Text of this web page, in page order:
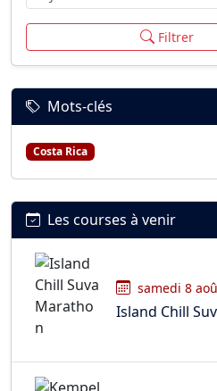
Filtrer
Mots-clés
Costa Rica
Les courses à venir
samedi 8
Island Chill